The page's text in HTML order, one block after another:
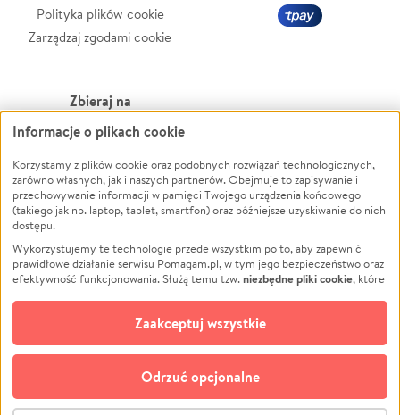
Polityka plików cookie
Zarządzaj zgodami cookie
Zbieraj na
Leczenie
Zwierzęta
Pożar
Ukraina
Pomoc Finansowa
Projekty
Pogrzeb
Społeczność lokalna
Kultura
Powódź
Wichura
NGO
Edukacja
Podróż
Impreza
Ochrona środowiska
Biznes
Informacje o plikach cookie
Korzystamy z plików cookie oraz podobnych rozwiązań technologicznych,
zarówno własnych, jak i naszych partnerów. Obejmuje to zapisywanie i
przechowywanie informacji w pamięci Twojego urządzenia końcowego
(takiego jak np. laptop, tablet, smartfon) oraz późniejsze uzyskiwanie do nich
dostępu.
Wykorzystujemy te technologie przede wszystkim po to, aby zapewnić
prawidłowe działanie serwisu Pomagam.pl, w tym jego bezpieczeństwo oraz
efektywność funkcjonowania. Służą temu tzw.niezbędne pliki cookie, które
opcjonalnych plików cookie
technologii do celów analitycznych i retargetingowych. Możesz wyrazić
zgodę na ich stosowanie lub jej odmówić. W dowolnym momencie masz
możliwość zmiany swoich preferencji na stronie „Zarządzaj zgodami cookie”,
do której link znajdziesz w stopce serwisu Pomagam.pl. Opcjonalne pliki
cookie wykorzystywane są w następujących celach:
Odrzuć opcjonalne
Zaakceptuj wszystkie